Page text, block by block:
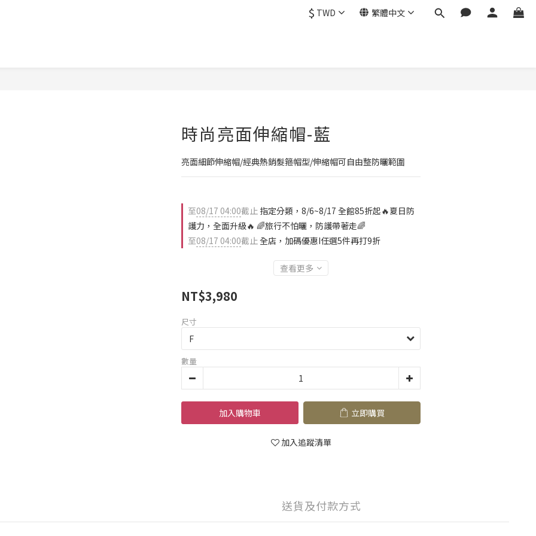
$ TWD 繁體中文
時尚亮面伸縮帽-藍
亮面細節伸縮帽/經典熱銷髮箍帽型/伸縮帽可自由整防曬範圍
至08/17 04:00截止 指定分類，8/6~8/17 全館85折起🔥夏日防
護力，全面升級🔥 🌈旅行不怕曬，防護帶著走🌈
至08/17 04:00截止全店，加碼優惠I任選5件再打9折
查看更多
NT$3,980
尺寸
數量
加入購物車 立即購買
加入追蹤清單
送貨及付款方式